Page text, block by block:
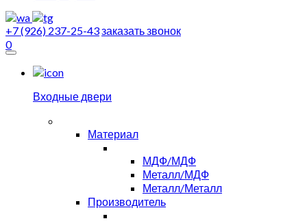
+7 (926) 237-25-43заказать звонок
0
Входные двери
Материал
МДФ/МДФ
Металл/МДФ
Металл/Металл
Производитель